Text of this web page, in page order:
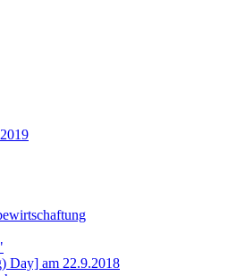
Day] am 22.9.2018